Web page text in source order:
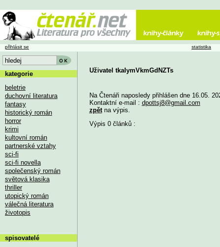
Uživatel tkaIymVkmGdNZTs
Na Čtenáři naposledy přihlášen dne 16.05.
Kontaktní e-mail : dpottsj8@gmail.com
zpětna výpis.
Výpis 0 článků :
přihlásit se statistika
kategorie
beletrie
duchovní literatura
fantasy
historický román
horror
krimi
kultovní román
partnerské vztahy
sci-fi
sci-fi novella
společenský román
světová klasika
thriller
utopický román
válečná literatura
životopis
spisovatelé